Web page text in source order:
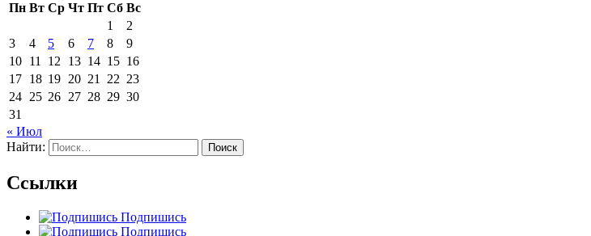
Пн Вт Ср Чт Пт Сб Вс
1
2
3
4 5 6 7 8
9
10 11 12 13 14 15 16
17 18 19 20 21 22 23
24 25 26 27 28 29 30
31
« Июл
Найти:
Ссылки
Подпишись
Подпишись